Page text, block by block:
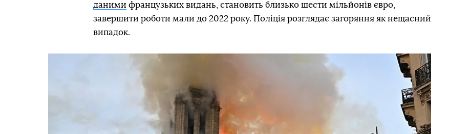
даними французьких видань, становить близько шести мільйонів євро,
завершити роботи мали до 2022 року. Поліція розглядає загоряння як нещасний
випадок.